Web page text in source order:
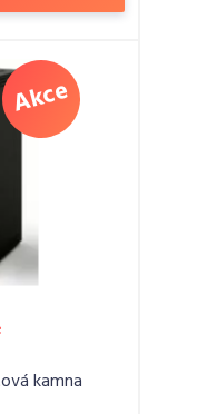
kamna